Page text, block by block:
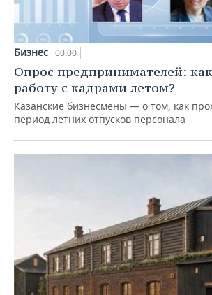
Бизнес 00:00
Опрос предпринимателей:
работу с кадрами летом?
Казанские бизнесмены — о том, как
период летних отпусков персонала